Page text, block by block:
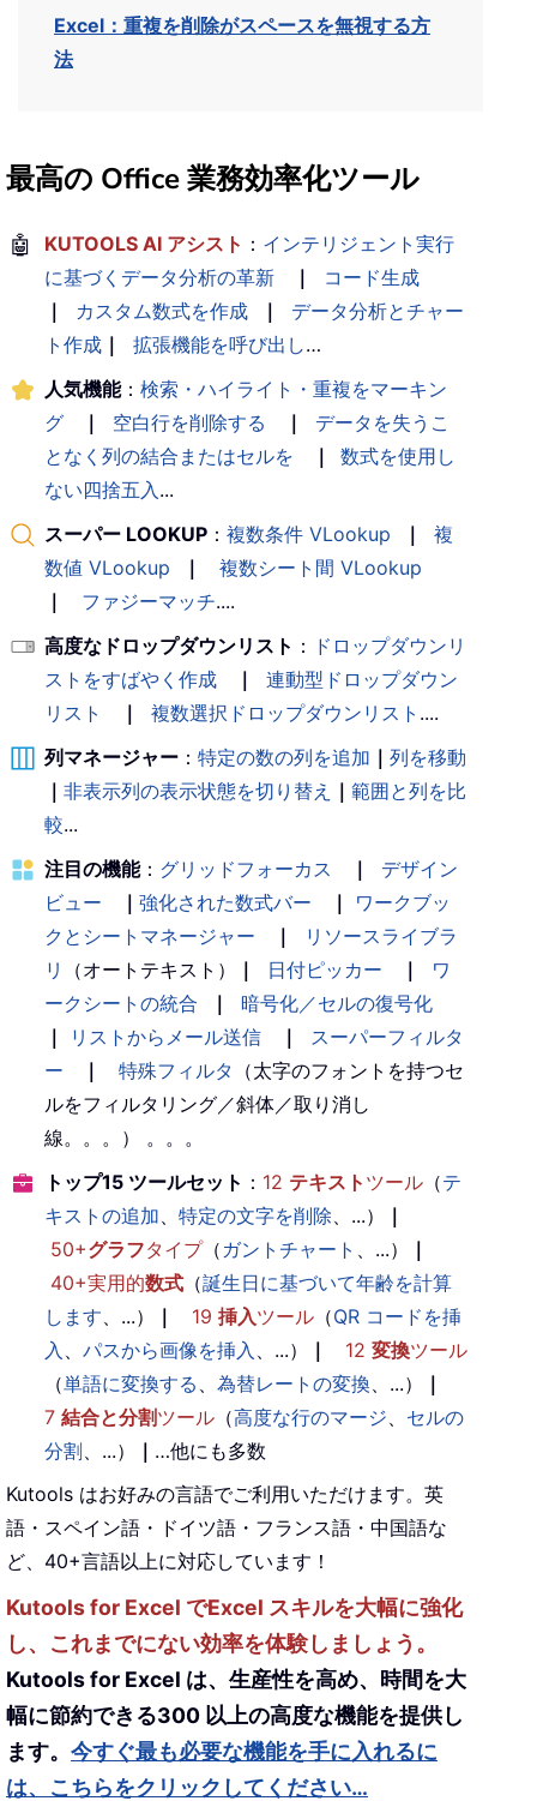
Excel：重複を削除がスペースを無視する方
法
最高の Office 業務効率化ツール
🤖 KUTOOLS AI アシスト ： インテリジェント実行
に基づくデータ分析の革新
｜
コード生成
｜
カスタム数式を作成 ｜
データ分析とチャー
ト作成 ｜ 拡張機能を呼び出し…
人気機能： 検索・ハイライト・重複をマーキン
グ
｜ 空白行を削除する ｜
データを失うこ
となく列の結合またはセルを
｜
数式を使用し
ない四捨五入 ...
スーパー LOOKUP ： 複数条件 VLookup ｜
複
数値 VLookup
｜
複数シート間 VLookup
｜
ファジーマッチ....
高度なドロップダウンリスト ： ドロップダウンリ
ストをすばやく作成
｜
連動型ドロップダウン
リスト
｜ 複数選択ドロップダウンリスト ....
列マネージャー ： 特定の数の列を追加 ｜ 列を移動
｜ 非表示列の表示状態を切り替え ｜ 範囲と列を比
較...
注目の機能： グリッドフォーカス ｜
デザイン
ビュー
｜ 強化された数式バー ｜
ワークブッ
クとシートマネージャー
｜
リソースライブラ
リ
（オートテキスト） ｜ 日付ピッカー ｜
ワ
ークシートの統合
｜
暗号化／セルの復号化
｜
リストからメール送信 ｜
スーパーフィルタ
ー
｜ 特殊フィルタ （太字のフォントを持つセ
ルをフィルタリング／斜体／取り消し
線。。。） 。。。
トップ15 ツールセット ： 12 テキスト ツール （テ
キストの追加
特定の文字を削除 、...）
｜
50+グラフタイプ（ ガントチャート 、...）
｜
40+実用的数式 （誕生日に基づいて年齢を計算
します 、...） ｜ 19 挿入ツール （QR コードを挿
入
パスから画像を挿入 、...） ｜ 12 変換ツール
（単語に変換する 為替レートの変換 、...）
｜
7 結合と分割ツール （高度な行のマージ
セルの
分割 、...） ｜ …他にも多数
Kutools はお好みの言語でご利用いただけます。英
語・スペイン語・ドイツ語・フランス語・中国語な
ど、40+言語以上に対応しています！
Kutools for Excel でExcel スキルを大幅に強化
し、これまでにない効率を体験しましょう。
Kutools for Excel は、生産性を高め、時間を大
幅に節約できる300 以上の高度な機能を提供し
ます。 今すぐ最も必要な機能を手に入れるに
は、こちらをクリックしてください…